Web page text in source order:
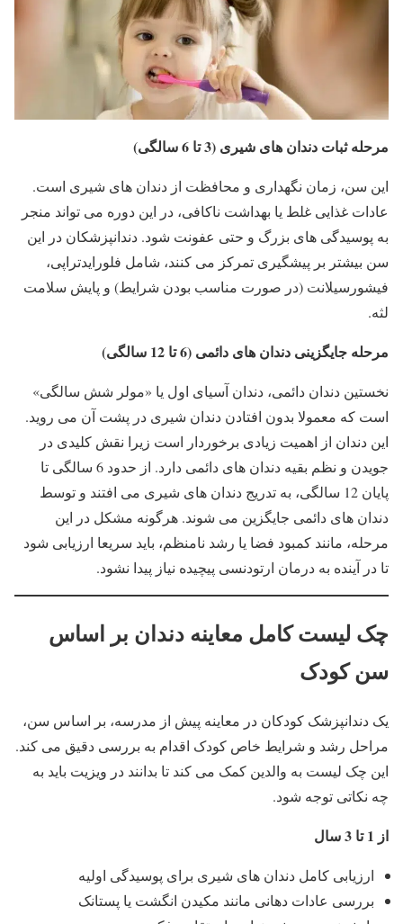
مرحله ثبات دندان های شیری (3 تا 6 سالگی)
این سن، زمان نگهداری و محافظت از دندان های شیری است.
عادات غذایی غلط یا بهداشت ناکافی، در این دوره می تواند منجر
به پوسیدگی های بزرگ و حتی عفونت شود. دندانپزشکان در این
سن بیشتر بر پیشگیری تمرکز می کنند، شامل فلورایدتراپی،
فیشورسیلانت (در صورت مناسب بودن شرایط) و پایش سلامت
لثه.
مرحله جایگزینی دندان های دائمی (6 تا 12 سالگی)
نخستین دندان دائمی، دندان آسیای اول یا «مولر شش سالگی»
است که معمولا بدون افتادن دندان شیری در پشت آن می روید.
این دندان از اهمیت زیادی برخوردار است زیرا نقش کلیدی در
جویدن و نظم بقیه دندان های دائمی دارد. از حدود 6 سالگی تا
پایان 12 سالگی، به تدریج دندان های شیری می افتند و توسط
دندان های دائمی جایگزین می شوند. هرگونه مشکل در این
مرحله، مانند کمبود فضا یا رشد نامنظم، باید سریعا ارزیابی شود
تا در آینده به درمان ارتودنسی پیچیده نیاز پیدا نشود.
چک لیست کامل معاینه دندان بر اساس
سن کودک
یک دندانپزشک کودکان در معاینه پیش از مدرسه، بر اساس سن،
مراحل رشد و شرایط خاص کودک اقدام به بررسی دقیق می کند.
این چک لیست به والدین کمک می کند تا بدانند در ویزیت باید به
چه نکاتی توجه شود.
از 1 تا 3 سال
ارزیابی کامل دندان های شیری برای پوسیدگی اولیه
بررسی عادات دهانی مانند مکیدن انگشت یا پستانک